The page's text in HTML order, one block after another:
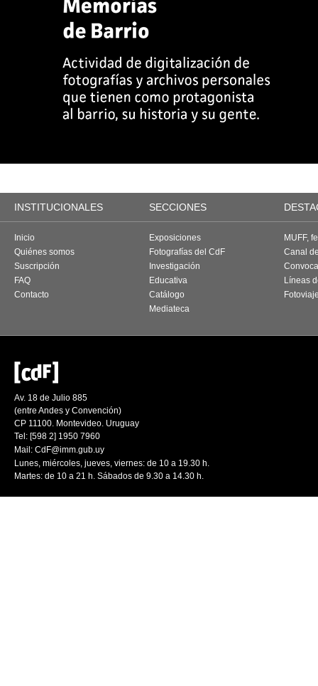
INSTITUCIONALES SECCIONES
Inicio
Quiénes somos
Suscripción
FAQ
Contacto
Exposiciones
Fotografías del CdF
Investigación
Educativa
Catálogo
Mediateca
MUFF,
Canal
Líneas
Av. 18 de Julio 885
(entre Andes y Convención)
CP 11100. Montevideo. Uruguay
Tel: [598 2] 1950 7960
Mail: CdF@imm.gub.uy
Lunes, miércoles, jueves, viernes: de 10 a 19.30 h.
Martes: de 10 a 21 h. Sábados de 9.30 a 14.30 h.